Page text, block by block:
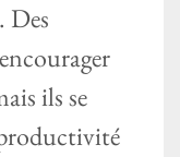
Des
ils se